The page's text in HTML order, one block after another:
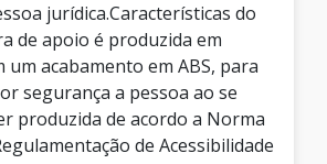
jurídica.Características do
de apoio é produzida em
um acabamento em ABS, para
segurança a pessoa ao se
produzida de acordo a Norma
de Acessibilidade